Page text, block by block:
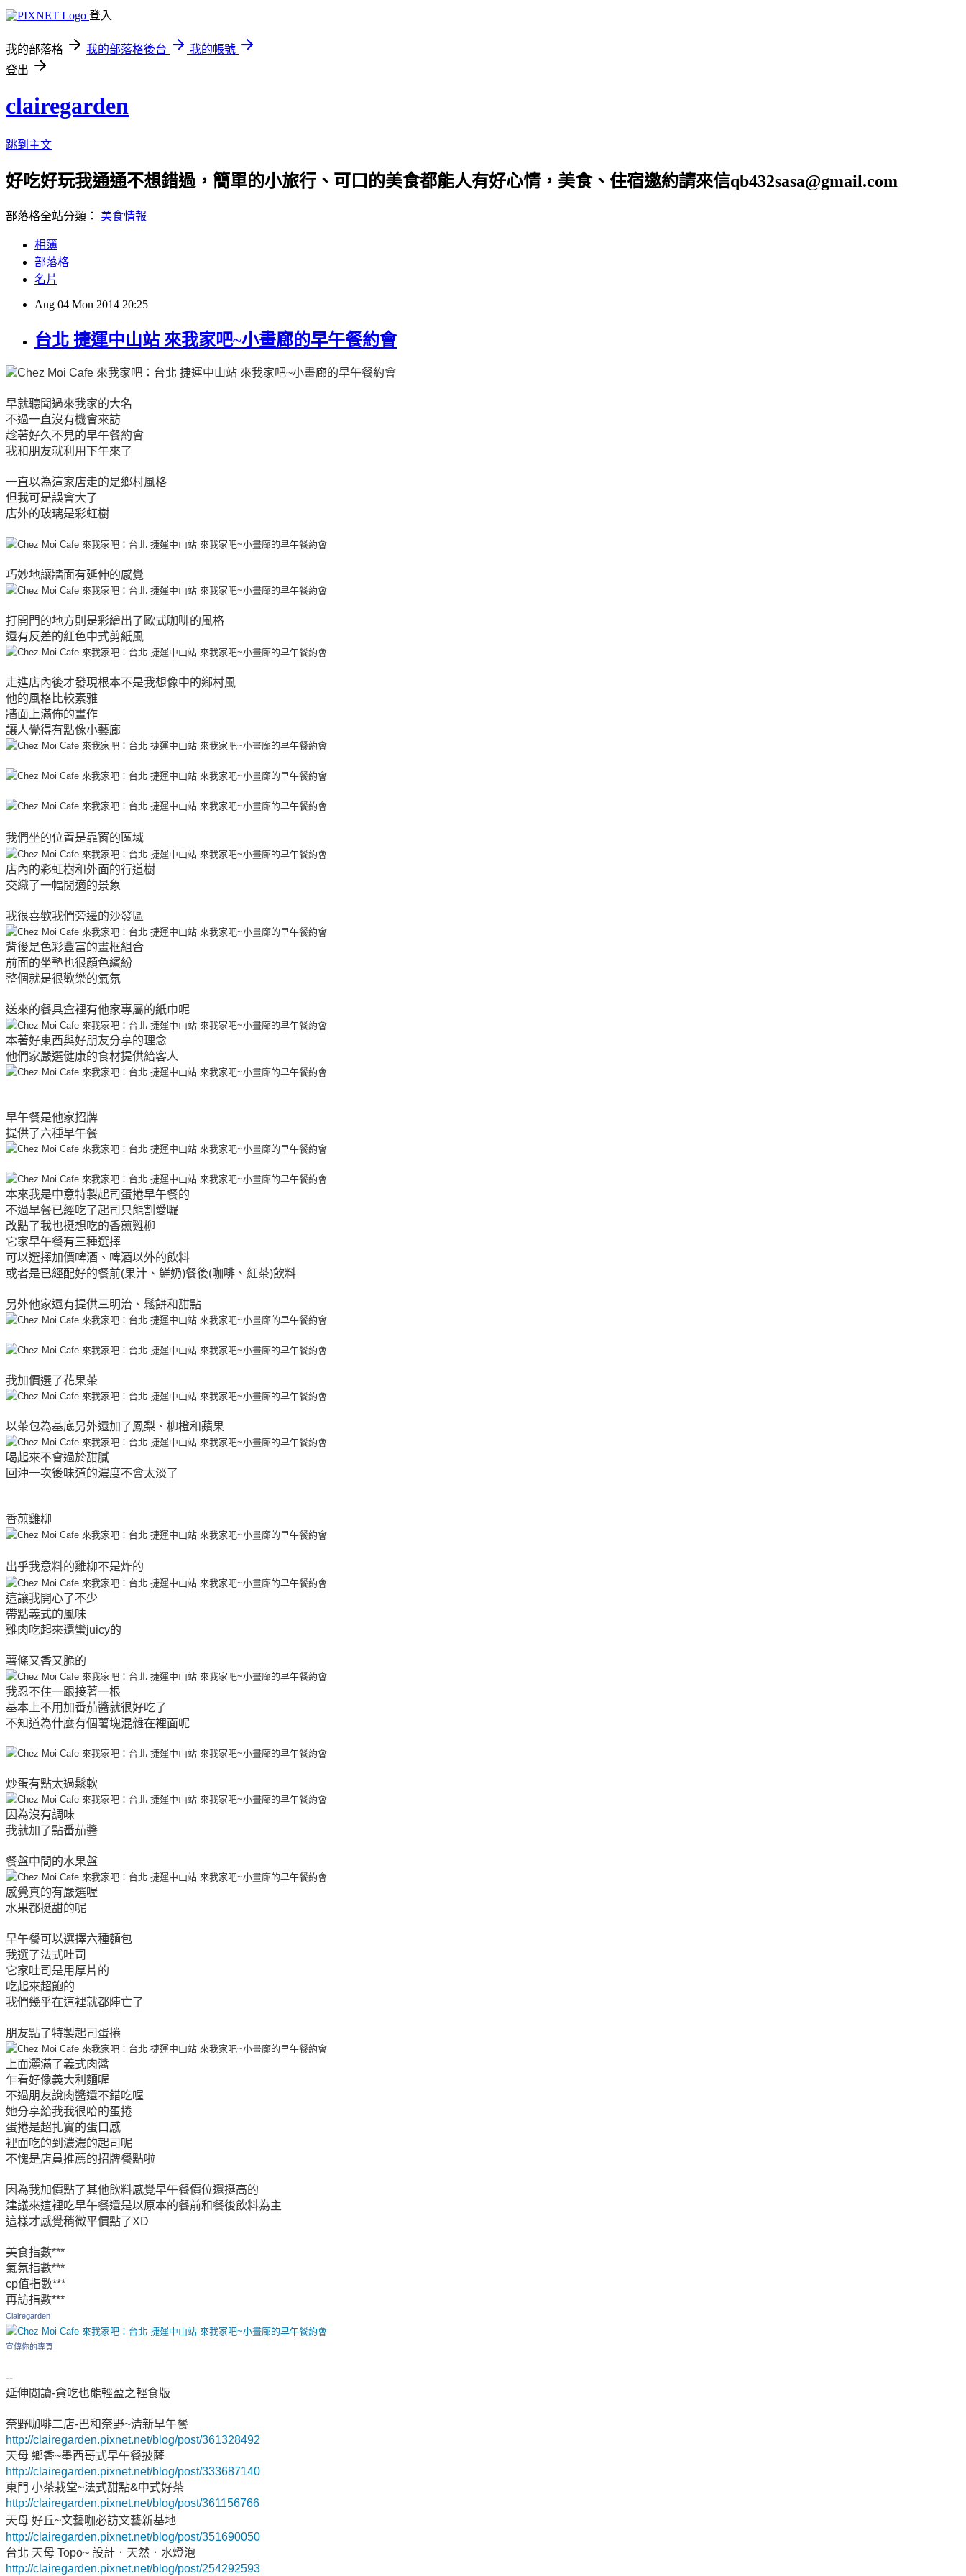
登入
我的部落格 我的部落格後台
我的帳號
登出
clairegarden
跳到主文
好吃好玩我通通不想錯過，簡單的小旅行、可口的美食都能人有好心情，美食、住宿邀約請來信qb432sasa@gmail.com
部落格全站分類： 美食情報
相簿
部落格
名片
Aug 04 Mon 2014 20:25
台北 捷運中山站 來我家吧~小畫廊的早午餐約會
早就聽聞過來我家的大名
不過一直沒有機會來訪
趁著好久不見的早午餐約會
我和朋友就利用下午來了
一直以為這家店走的是鄉村風格
但我可是誤會大了
店外的玻璃是彩虹樹
巧妙地讓牆面有延伸的感覺
打開門的地方則是彩繪出了歐式咖啡的風格
還有反差的紅色中式剪紙風
走進店內後才發現根本不是我想像中的鄉村風
他的風格比較素雅
牆面上滿佈的畫作
讓人覺得有點像小藝廊
我們坐的位置是靠窗的區域
店內的彩虹樹和外面的行道樹
交織了一幅閒適的景象
我很喜歡我們旁邊的沙發區
背後是色彩豐富的畫框組合
前面的坐墊也很顏色繽紛
整個就是很歡樂的氣氛
送來的餐具盒裡有他家專屬的紙巾呢
本著好東西與好朋友分享的理念
他們家嚴選健康的食材提供給客人
早午餐是他家招牌
提供了六種早午餐
本來我是中意特製起司蛋捲早午餐的
不過早餐已經吃了起司只能割愛囉
改點了我也挺想吃的香煎雞柳
它家早午餐有三種選擇
可以選擇加價啤酒、啤酒以外的飲料
或者是已經配好的餐前(果汁、鮮奶)餐後(咖啡、紅茶)飲料
另外他家還有提供三明治、鬆餅和甜點
我加價選了花果茶
以茶包為基底另外還加了鳳梨、柳橙和蘋果
喝起來不會過於甜膩
回沖一次後味道的濃度不會太淡了
香煎雞柳
出乎我意料的雞柳不是炸的
這讓我開心了不少
帶點義式的風味
雞肉吃起來還蠻juicy的
薯條又香又脆的
我忍不住一跟接著一根
基本上不用加番茄醬就很好吃了
不知道為什麼有個薯塊混雜在裡面呢
炒蛋有點太過鬆軟
因為沒有調味
我就加了點番茄醬
餐盤中間的水果盤
感覺真的有嚴選喔
水果都挺甜的呢
早午餐可以選擇六種麵包
我選了法式吐司
它家吐司是用厚片的
吃起來超飽的
我們幾乎在這裡就都陣亡了
朋友點了特製起司蛋捲
上面灑滿了義式肉醬
乍看好像義大利麵喔
不過朋友說肉醬還不錯吃喔
她分享給我我很哈的蛋捲
蛋捲是超扎實的蛋口感
裡面吃的到濃濃的起司呢
不愧是店員推薦的招牌餐點啦
因為我加價點了其他飲料感覺早午餐價位還挺高的
建議來這裡吃早午餐還是以原本的餐前和餐後飲料為主
這樣才感覺稍微平價點了XD
美食指數***
氣氛指數***
cp值指數***
再訪指數***
Clairegarden
宣傳你的專頁
--
延伸閱讀-貪吃也能輕盈之輕食版
奈野咖啡二店-巴和奈野~清新早午餐
http://clairegarden.pixnet.net/blog/post/361328492
天母 鄉香~墨西哥式早午餐披薩
http://clairegarden.pixnet.net/blog/post/333687140
東門 小茶栽堂~法式甜點&中式好茶
http://clairegarden.pixnet.net/blog/post/361156766
天母 好丘~文藝咖必訪文藝新基地
http://clairegarden.pixnet.net/blog/post/351690050
台北 天母 Topo~ 設計．天然．水燈泡
http://clairegarden.pixnet.net/blog/post/254292593